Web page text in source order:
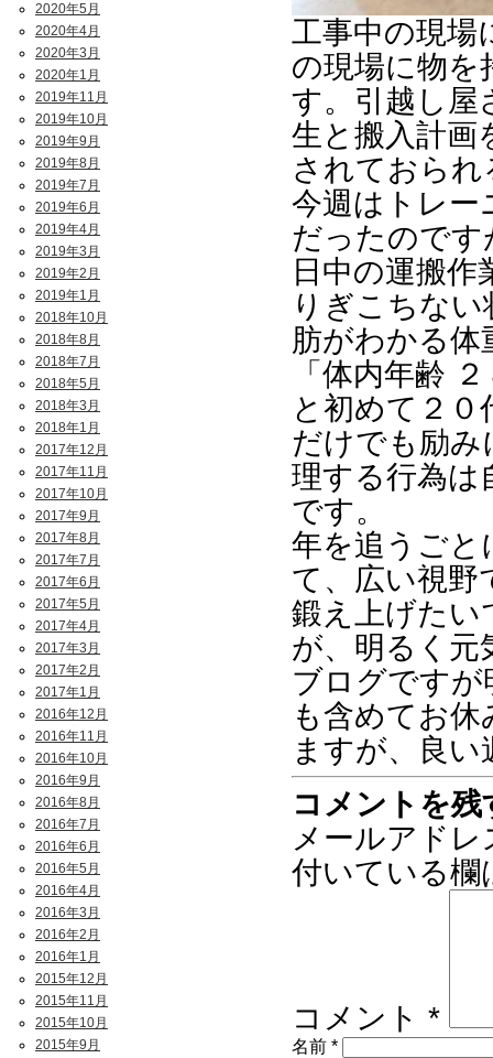
工事中の現場
の現場に物を
す。引越し屋
生と搬入計画
されておら
今週はトレー
だったので
日中の運搬
りぎこちな
肪がわかる
「体内年齢
と初めて２
だけでも励み
理する行為は
です。
年を追うごと
て、広い視野
鍛え上げたい
が、明るく元
ブログですが
も含めてお
ますが、良
コメントを残
メールアド
付いている欄
コメント *
名前 *
2020年5月
2020年4月
2020年3月
2020年1月
2019年11月
2019年10月
2019年9月
2019年8月
2019年7月
2019年6月
2019年4月
2019年3月
2019年2月
2019年1月
2018年10月
2018年8月
2018年7月
2018年5月
2018年3月
2018年1月
2017年12月
2017年11月
2017年10月
2017年9月
2017年8月
2017年7月
2017年6月
2017年5月
2017年4月
2017年3月
2017年2月
2017年1月
2016年12月
2016年11月
2016年10月
2016年9月
2016年8月
2016年7月
2016年6月
2016年5月
2016年4月
2016年3月
2016年2月
2016年1月
2015年12月
2015年11月
2015年10月
2015年9月